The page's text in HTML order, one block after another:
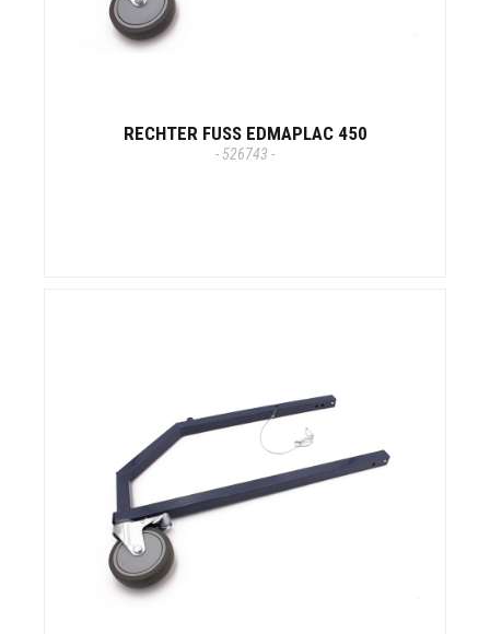
RECHTER FUSS EDMAPLAC 450
- 526743 -